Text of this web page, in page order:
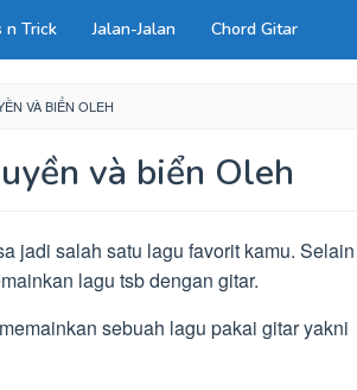
n Trick Jalan-Jalan Chord Gitar
VÀ BIỂN OLEH
và biển Oleh
jadi salah satu lagu favorit kamu. Selain
lagu tsb dengan gitar.
sebuah lagu pakai gitar yakni